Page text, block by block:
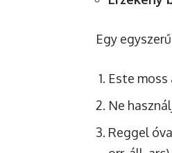
Egy
Este
Ne
Reggel